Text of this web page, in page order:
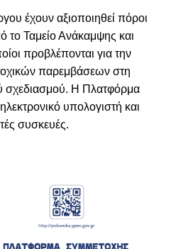
έχουν αξιοποιηθεί πόροι
το Ταμείο Ανάκαμψης και
προβλέπονται για την
παρεμβάσεων στη
σχεδιασμού. Η Πλατφόρμα
υπολογιστή και
συσκευές.